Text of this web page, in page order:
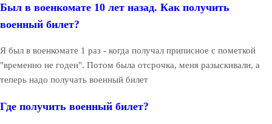
Был в военкомате 10 лет назад. Как получить
военный билет?
Я был в военкомате 1 раз - когда получал приписное с пометкой
"временно не годен". Потом была отсрочка, меня разыскивали, а
теперь надо получать военный билет
Где получить военный билет?